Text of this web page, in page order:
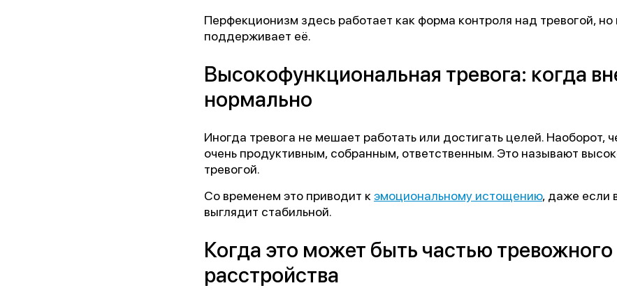
Всероссийский конкурс
лучших региональных
Организаторы:Министерство Здравоохранения и
Предыдущая победа:2-е место в той же номинации
Перфекционизм здесь работает как форма контроля над тревогой, но
поддерживает её.
Высокофункциональная тревога: когда
нормально
Иногда тревога не мешает работать или достигать целей. Наоборот,
очень продуктивным, собранным, ответственным. Это называют
тревогой.
Со временем это приводит к эмоциональному истощению, даже если
выглядит стабильной.
Когда это может быть частью тревожного
расстройства